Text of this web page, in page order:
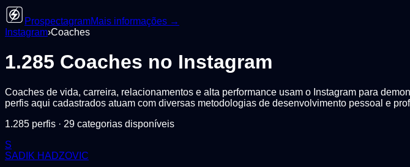
ProspectagramMais informações →
Instagram›Coaches
1.285 Coaches no Instagram
Coaches de vida, carreira, relacionamentos e alta performance usam o Instagram para
perfis aqui cadastrados atuam com diversas metodologias de desenvolvimento pessoal e
1.285 perfis · 29 categorias disponíveis
S
SADIK HADZOVIC